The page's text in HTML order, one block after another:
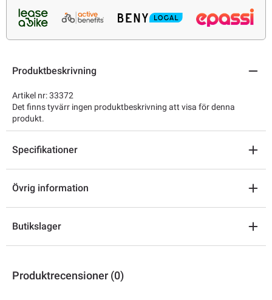
Produktbeskrivning
Artikel nr: 33372
Det finns tyvärr ingen produktbeskrivning att visa för denna
produkt.
Specifikationer
Övrig information
Butikslager
Produktrecensioner (0)